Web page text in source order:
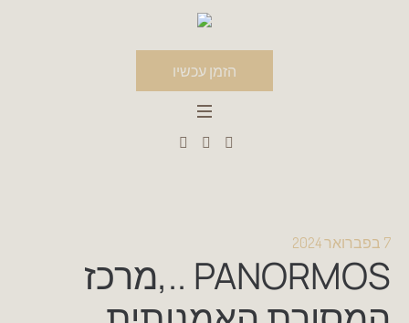
הזמן עכשיו
7 בפברואר 2024
PANORMOS ..,מרכז